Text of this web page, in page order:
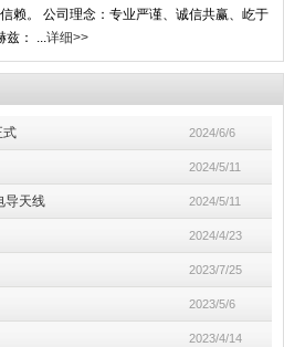
赖。 公司理念：专业严谨、诚信共赢、屹于
： ... 详细>>
式 2024/6/6
2024/5/11
导天线 2024/5/11
2024/4/23
2023/7/25
2023/5/6
2023/4/14